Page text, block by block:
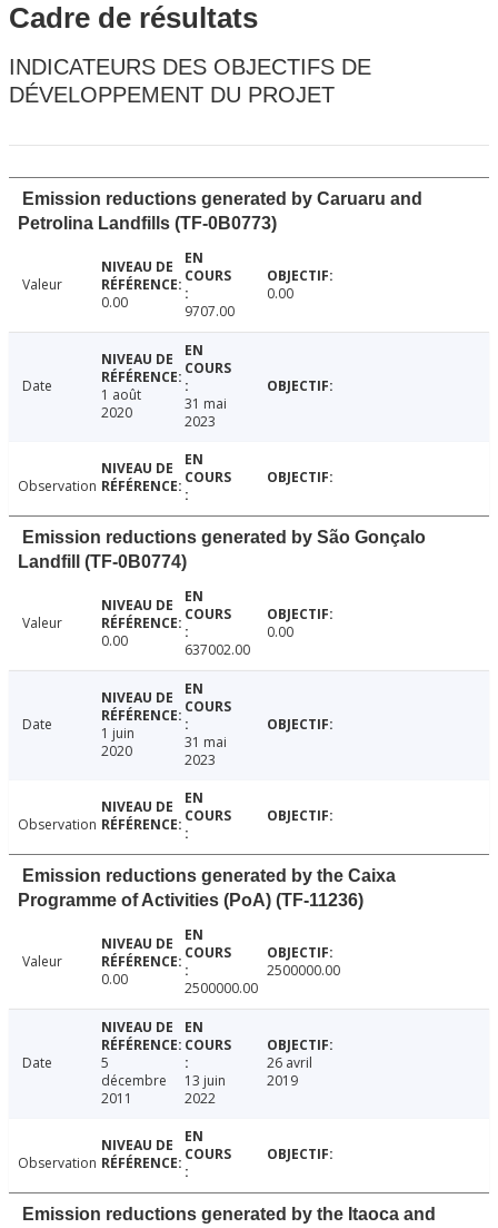
Cadre de résultats
INDICATEURS DES OBJECTIFS DE
DÉVELOPPEMENT DU PROJET
Emission reductions generated by Caruaru and
Petrolina Landfills (TF-0B0773)
Valeur
0.00
9707.00
0.00
Date
1 août
2020
31 mai
2023
Observation
Emission reductions generated by São Gonçalo
Landfill (TF-0B0774)
Valeur
0.00
637002.00
0.00
Date
1 juin
2020
31 mai
2023
Observation
Emission reductions generated by the Caixa
Programme of Activities (PoA) (TF-11236)
Valeur
0.00
2500000.00
2500000.00
Date
5
décembre
2011
13 juin
2022
26 avril
2019
Observation
Emission reductions generated by the Itaoca and